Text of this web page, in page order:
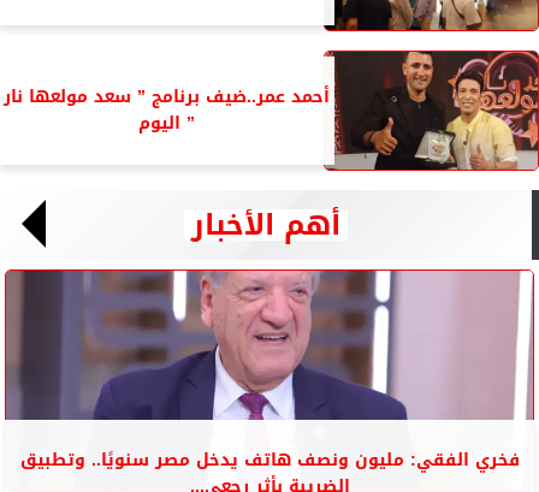
أحمد عمر..ضيف برنامج ” سعد مولعها نار
” اليوم
أهم الأخبار
فخري الفقي: مليون ونصف هاتف يدخل مصر سنويًا.. وتطبيق